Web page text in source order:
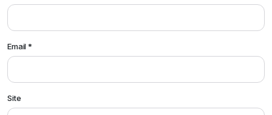
Email*
Site